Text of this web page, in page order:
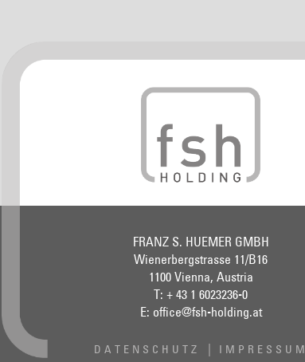
FRANZ S. HUEMER GMBH
Wienerbergstrasse 11/B16
1100 Vienna, Austria
T: + 43 1 6023236-0
E: office@fsh-holding.at
DATENSCHUTZ IMPRESSUM